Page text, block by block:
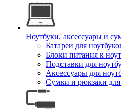
Ноутбуки, аксессуары и
Батареи для
Блоки питания к
Подставки для
Аксессуары для
Сумки и рюкзаки для